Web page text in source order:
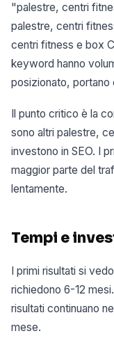
"palestre, centri
palestre, centri
centri fitness e box
keyword hanno
posizionato, portano
Il punto critico è la
sono altri palestre,
investono in SEO. I
maggior parte del
lentamente.
Tempi e
I primi risultati si
richiedono 6-12
risultati continuano
mese.